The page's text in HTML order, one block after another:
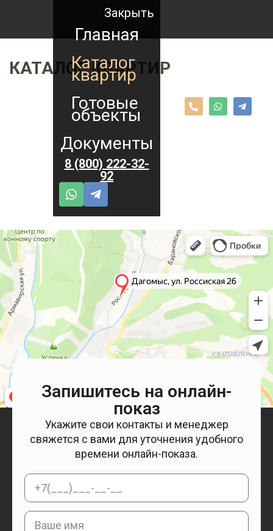
Закрыть
Главная
Каталог
квартир
Готовые
объекты
Документы
8 (800) 222-32-
92
КАТАЛОГ КВАРТИР
Запишитесь на онлайн-
показ
Укажите свои контакты и менеджер
свяжется с вами для уточнения удобного
времени онлайн-показа.